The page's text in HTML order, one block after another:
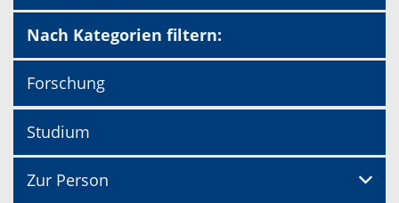
Nach Kategorien filtern:
Forschung
Studium
Zur Person